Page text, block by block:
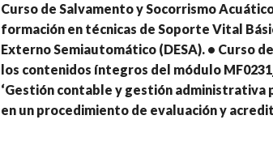
Curso de Salvamento y Socorrismo
formación en técnicas de Soporte Vital
Externo Semiautomático (DESA). • Curso
los contenidos íntegros del módulo
‘Gestión contable y gestión administrativa
en un procedimiento de evaluación y